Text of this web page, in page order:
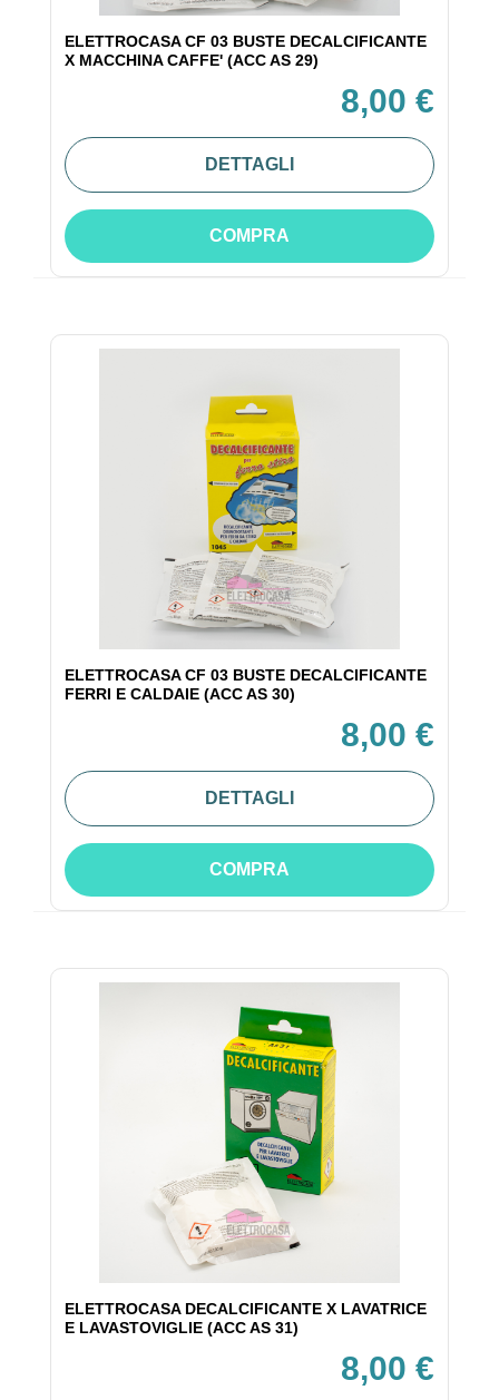
ELETTROCASA CF 03 BUSTE DECALCIFICANTE
X MACCHINA CAFFE' (ACC AS 29)
8,00 €
DETTAGLI
COMPRA
ELETTROCASA CF 03 BUSTE DECALCIFICANTE
FERRI E CALDAIE (ACC AS 30)
8,00 €
DETTAGLI
COMPRA
ELETTROCASA DECALCIFICANTE X LAVATRICE
E LAVASTOVIGLIE (ACC AS 31)
8,00 €